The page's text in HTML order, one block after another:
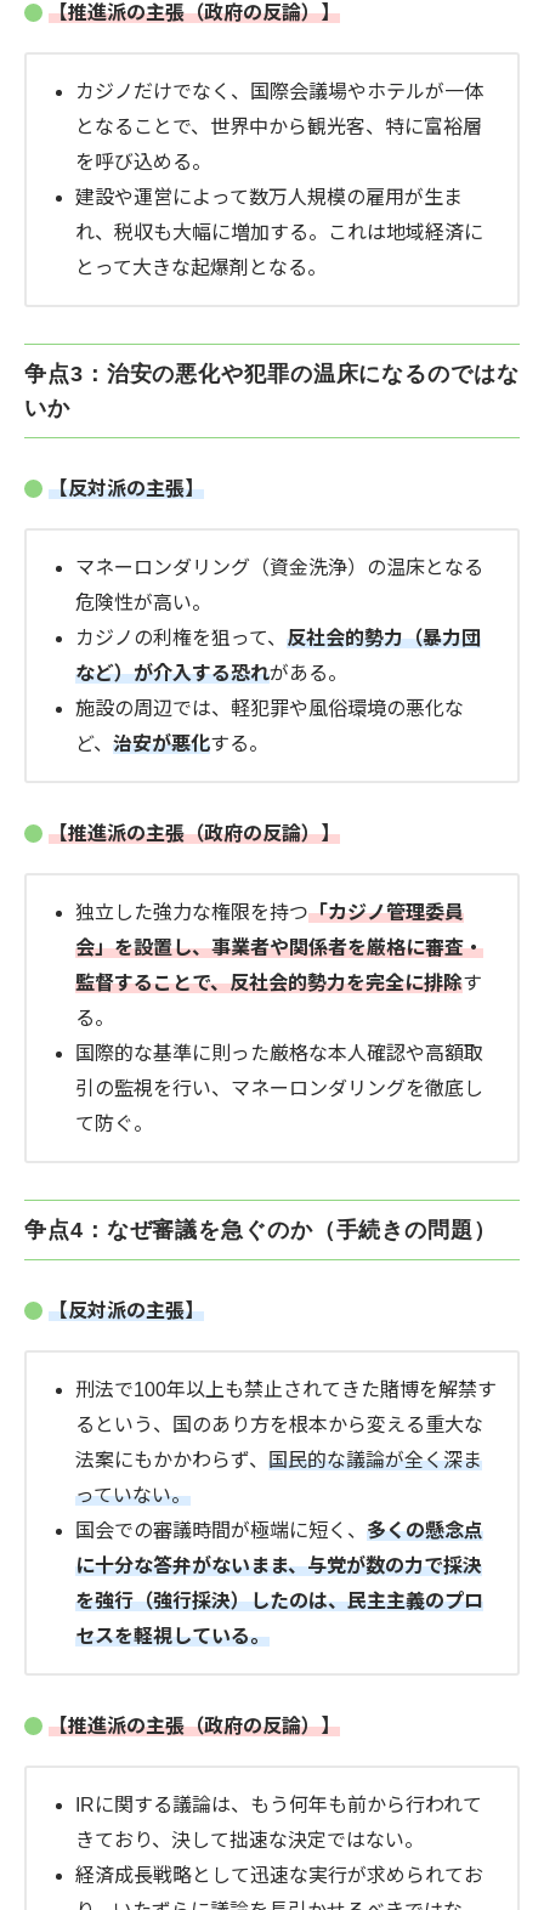
【推進派の主張（政府の反論）】
カジノだけでなく、国際会議場やホテルが一体
となることで、世界中から観光客、特に富裕層
を呼び込める。
建設や運営によって数万人規模の雇用が生ま
れ、税収も大幅に増加する。これは地域経済に
とって大きな起爆剤となる。
争点3：治安の悪化や犯罪の温床になるのではな
いか
【反対派の主張】
マネーロンダリング（資金洗浄）の温床となる
危険性が高い。
カジノの利権を狙って、 反社会的勢力（暴力団
など）が介入する恐れがある。
施設の周辺では、軽犯罪や風俗環境の悪化な
ど、 治安が悪化する。
【推進派の主張（政府の反論）】
独立した強力な権限を持つ「カジノ管理委員
会」を設置し、事業者や関係者を厳格に審査・
監督することで、反社会的勢力を完全に排除す
る。
国際的な基準に則った厳格な本人確認や高額取
引の監視を行い、マネーロンダリングを徹底し
て防ぐ。
争点4：なぜ審議を急ぐのか（手続きの問題）
【反対派の主張】
刑法で100年以上も禁止されてきた賭博を解禁す
るという、国のあり方を根本から変える重大な
法案にもかかわらず、 国民的な議論が全く深ま
っていない。
国会での審議時間が極端に短く、 多くの懸念点
に十分な答弁がないまま、与党が数の力で採決
を強行（強行採決）したのは、民主主義のプロ
セスを軽視している。
【推進派の主張（政府の反論）】
IRに関する議論は、もう何年も前から行われて
きており、決して拙速な決定ではない。
経済成長戦略として迅速な実行が求められてお